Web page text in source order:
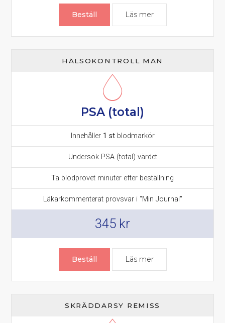
Beställ Läs merom Kalciumjon fri
HÄLSOKONTROLL MAN
PSA (total)
Innehåller 1 stblodmarkör
Undersök PSA (total) värdet
Ta blodprovet minuter efter beställning
Läkarkommenterat provsvar i "Min Journal"
345 kr
Beställ Läs merom PSA prov
SKRÄDDARSY REMISS